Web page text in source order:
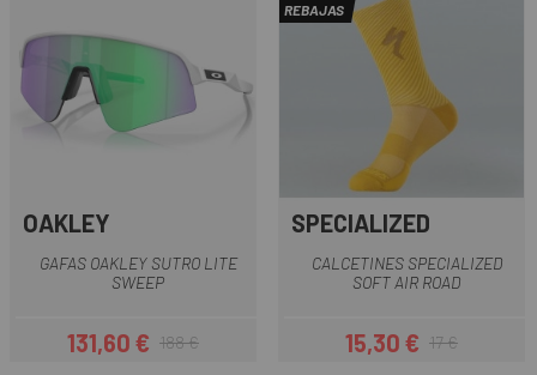
OAKLEY
GAFAS OAKLEY SUTRO LITE
SWEEP
Precio
131,60 €Precio regular
188 €
REBAJAS
SPECIALIZED
CALCETINES SPECIALIZED
SOFT AIR ROAD
Precio
15,30 €Precio regular
17 €